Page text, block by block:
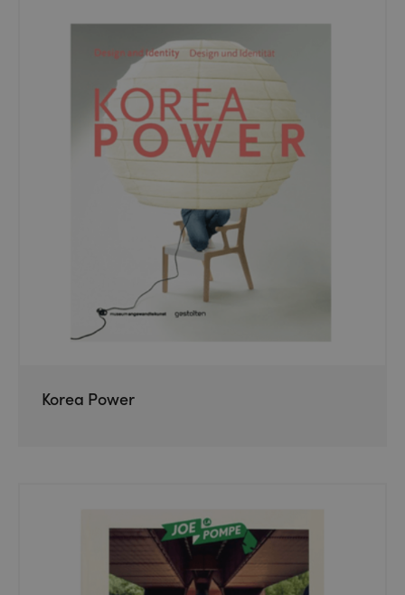
Korea Power